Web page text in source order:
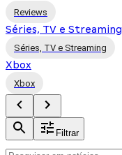
Reviews
Séries, TV e Streaming
Séries, TV e Streaming
Xbox
Xbox
Filtrar